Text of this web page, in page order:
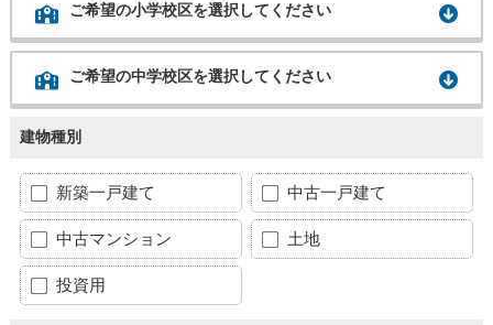
ご希望の小学校区を選択してください
ご希望の中学校区を選択してください
建物種別
新築一戸建て 中古一戸建て
中古マンション 土地
投資用